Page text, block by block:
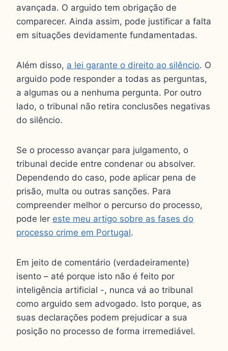
avançada. O arguido tem obrigação de
comparecer. Ainda assim, pode justificar a falta
em situações devidamente fundamentadas.
Além disso, a lei garante o direito ao silêncio. O
arguido pode responder a todas as perguntas,
a algumas ou a nenhuma pergunta. Por outro
lado, o tribunal não retira conclusões negativas
do silêncio.
Se o processo avançar para julgamento, o
tribunal decide entre condenar ou absolver.
Dependendo do caso, pode aplicar pena de
prisão, multa ou outras sanções. Para
compreender melhor o percurso do processo,
pode ler este meu artigo sobre as fases do
processo crime em Portugal.
Em jeito de comentário (verdadeiramente)
isento – até porque isto não é feito por
inteligência artificial -, nunca vá ao tribunal
como arguido sem advogado. Isto porque, as
suas declarações podem prejudicar a sua
posição no processo de forma irremediável.